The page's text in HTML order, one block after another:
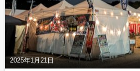
2025年1月21日